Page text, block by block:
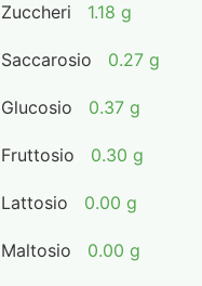
Zuccheri 1.18 g
Saccarosio 0.27 g
Glucosio 0.37 g
Fruttosio 0.30 g
Lattosio 0.00 g
Maltosio 0.00 g